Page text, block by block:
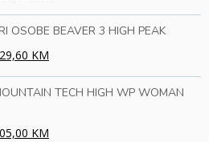
OSOBE BEAVER 3 HIGH PEAK
KM
TECH HIGH WP WOMAN
KM